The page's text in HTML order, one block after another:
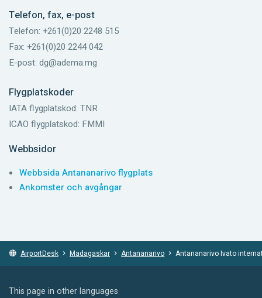
Telefon, fax, e-post
Telefon: +261(0)20 2248 515
Fax: +261(0)20 2244 042
E-post: dg@adema.mg
Flygplatskoder
IATA flygplatskod: TNR
ICAO flygplatskod: FMMI
Webbsidor
Webbsida Antananarivo flygplats
Ankomster och avgångar
AirportDesk Madagaskar Antananarivo Antananarivo Ivato
This page in other languages